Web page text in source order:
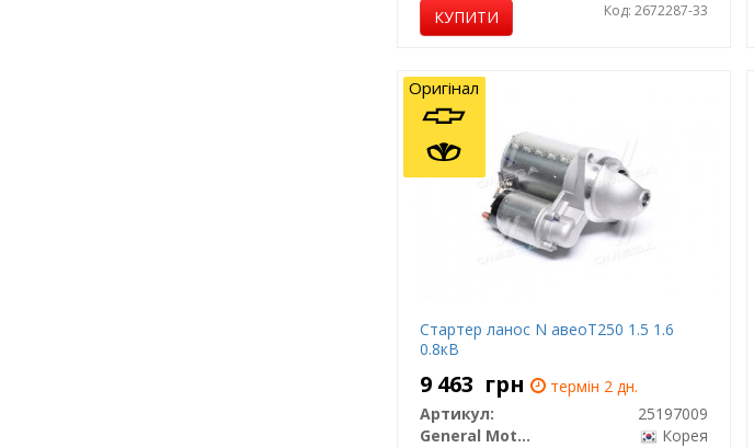
КУПИТИ Код: 2672287-33
Стартер ланос N авеоT250 1.5 1.6
0.8кВ
9 463 грн
термін 2 дн.
Артикул:
25197009
General Motors
Корея
Оригінал